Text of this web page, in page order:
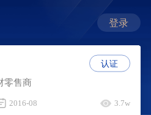
登录
零售商
2016-08 3.7w
认证